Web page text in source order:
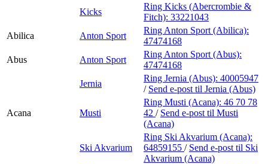
Kicks
Ring Kicks (Abercrombie &
Fitch): 33221043
Abilica
Anton Sport
Ring Anton Sport (Abilica):
47474168
Abus
Anton Sport
Ring Anton Sport (Abus):
47474168
Jernia
Ring Jernia (Abus): 40005947
/ Send e-post til Jernia (Abus)
Acana Musti
Ring Musti (Acana): 46 70 78
42 / Send e-post til Musti
(Acana)
Ski Akvarium
Ring Ski Akvarium (Acana):
64859155 / Send e-post til Ski
Akvarium (Acana)